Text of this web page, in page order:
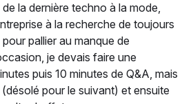
la dernière techno à la mode,
à la recherche de toujours
pallier au manque de
je devais faire une
puis 10 minutes de Q&A, mais
pour le suivant) et ensuite